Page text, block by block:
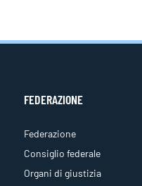
FEDERAZIONE
Federazione
Consiglio federale
Organi di giustizia